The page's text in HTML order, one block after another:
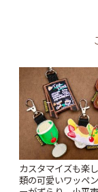
カスタマイズも楽
類の可愛いワッペ